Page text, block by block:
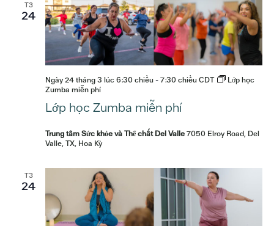
T3
24
Lớp học Zumba miễn phí
Ngày 24 tháng 3 lúc 6:30 chiều-7:30 chiều CDT
Lớp học
Zumba miễn phí
Trung tâm Sức khỏe và Thể chất Del Valle7050 Elroy Road, Del
Valle, TX, Hoa Kỳ
T3
24